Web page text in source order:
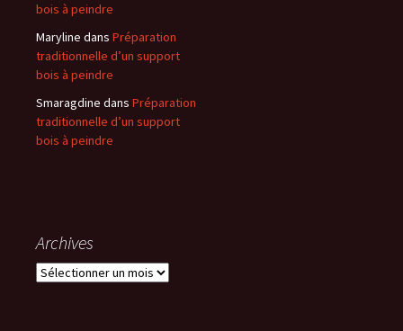
bois à peindre
Maryline dans Préparation
traditionnelle d’un support
bois à peindre
Smaragdine dans Préparation
traditionnelle d’un support
bois à peindre
Archives
Archives